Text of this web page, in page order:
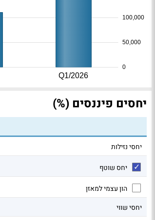
Q1/2026
0
50,000
100,000
יחסים פיננסים (%)
יחסי נזילות
יחס שוטף
הון עצמי למאזן
יחסי שווי